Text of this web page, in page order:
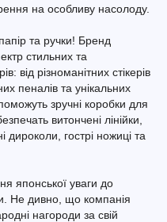
на особливу насолоду.
та ручки! Бренд
стильних та
від різноманітних стікерів
пеналів та унікальних
зручні коробки для
витончені лінійки,
дироколи, гострі ножиці та
японської уваги до
Не дивно, що компанія
нагороди за свій